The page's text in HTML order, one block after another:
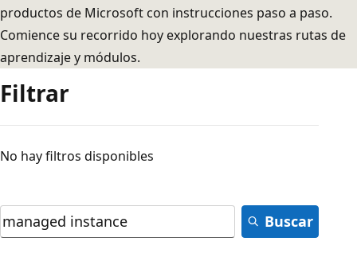
productos de Microsoft con instrucciones paso a paso.
Comience su recorrido hoy explorando nuestras rutas de
aprendizaje y módulos.
Filtrar
No hay filtros disponibles
Buscar